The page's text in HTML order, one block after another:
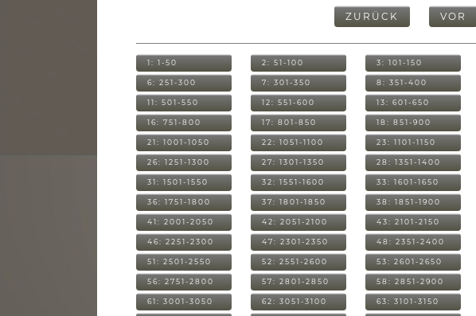
ZURÜCK VOR
1: 1-50 2: 51-100 3: 101-150
6: 251-300 7: 301-350 8: 351-400
11: 501-550 12: 551-600 13: 601-650
16: 751-800 17: 801-850 18: 851-900
21: 1001-1050 22: 1051-1100 23: 1101-1150
26: 1251-1300 27: 1301-1350 28: 1351-1400
31: 1501-1550 32: 1551-1600 33: 1601-1650
36: 1751-1800 37: 1801-1850 38: 1851-1900
41: 2001-2050 42: 2051-2100 43: 2101-2150
46: 2251-2300 47: 2301-2350 48: 2351-2400
51: 2501-2550 52: 2551-2600 53: 2601-2650
56: 2751-2800 57: 2801-2850 58: 2851-2900
61: 3001-3050 62: 3051-3100 63: 3101-3150